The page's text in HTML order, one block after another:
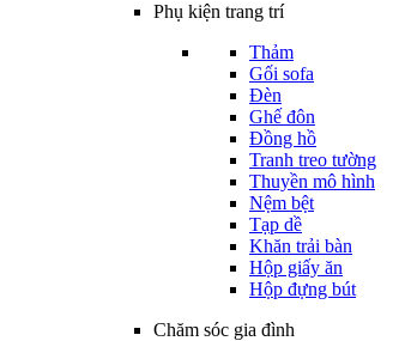
Phụ kiện trang trí
Thảm
Gối sofa
Đèn
Ghế đôn
Đồng hồ
Tranh treo tường
Thuyền mô hình
Nệm bệt
Tạp dề
Khăn trải bàn
Hộp giấy ăn
Hộp đựng bút
Chăm sóc gia đình